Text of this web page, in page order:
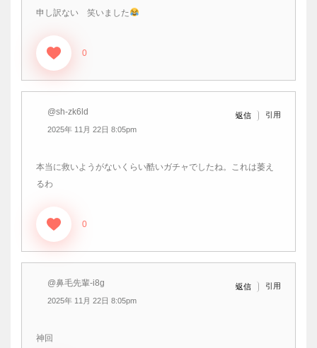
申し訳ない 笑いました
0
@sh-zk6ld
2025年 11月 22日 8:05pm
返信 引用
本当に救いようがないくらい酷いガチャでしたね。これは萎え
るわ
0
@鼻毛先輩-i8g
2025年 11月 22日 8:05pm
返信 引用
神回